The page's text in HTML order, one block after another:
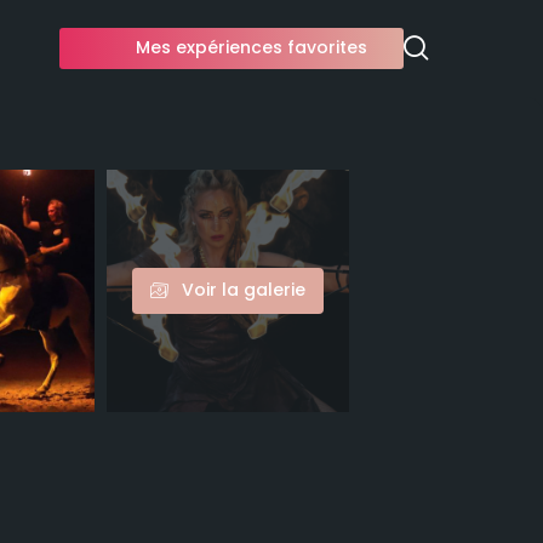
Mes expériences favorites
Voir la galerie